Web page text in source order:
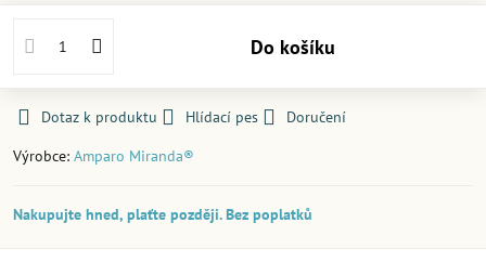
Do košíku
Dotaz k produktu Hlídací pes
Doručení
Výrobce: Amparo Miranda®
Nakupujte hned, plaťte později. Bez poplatků